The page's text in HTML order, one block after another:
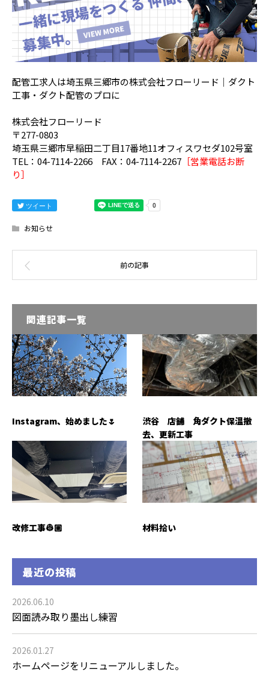
配管工求人は埼玉県三郷市の株式会社フローリード｜ダクト
工事・ダクト配管のプロに
株式会社フローリード
〒277-0803
埼玉県三郷市早稲田二丁目17番地11オフィスワセダ102号室
TEL：04-7114-2266 FAX：04-7114-2267 ［営業電話お断
り］
ツイート
お知らせ
関連記事一覧
Instagram、始めました🌷
渋谷 店舗 角ダクト保温撤
去、更新工事
改修工事👷🏼 材料拾い
最近の投稿
2026.06.10
図面読み取り墨出し練習
2026.01.27
ホームページをリニューアルしました。